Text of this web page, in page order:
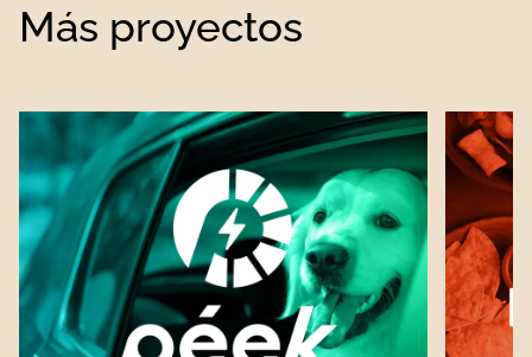
Más proyectos